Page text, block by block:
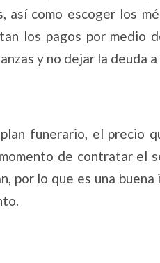
así como escoger los
los pagos por medio
y no dejar la deuda
funerario, el precio
de contratar el
por lo que es una